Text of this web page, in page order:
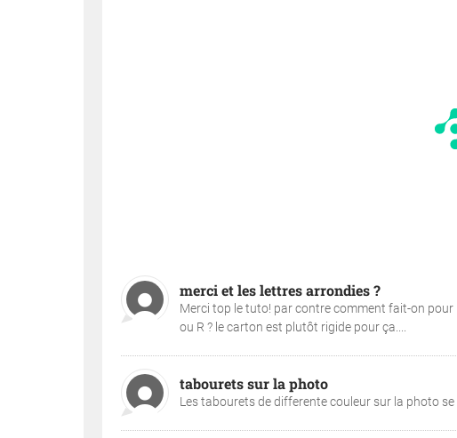
merci et les lettres arrondies ?
Merci top le tuto! par contre comment fait-on
ou R ? le carton est plutôt rigide pour ça....
tabourets sur la photo
Les tabourets de differente couleur sur la photo se